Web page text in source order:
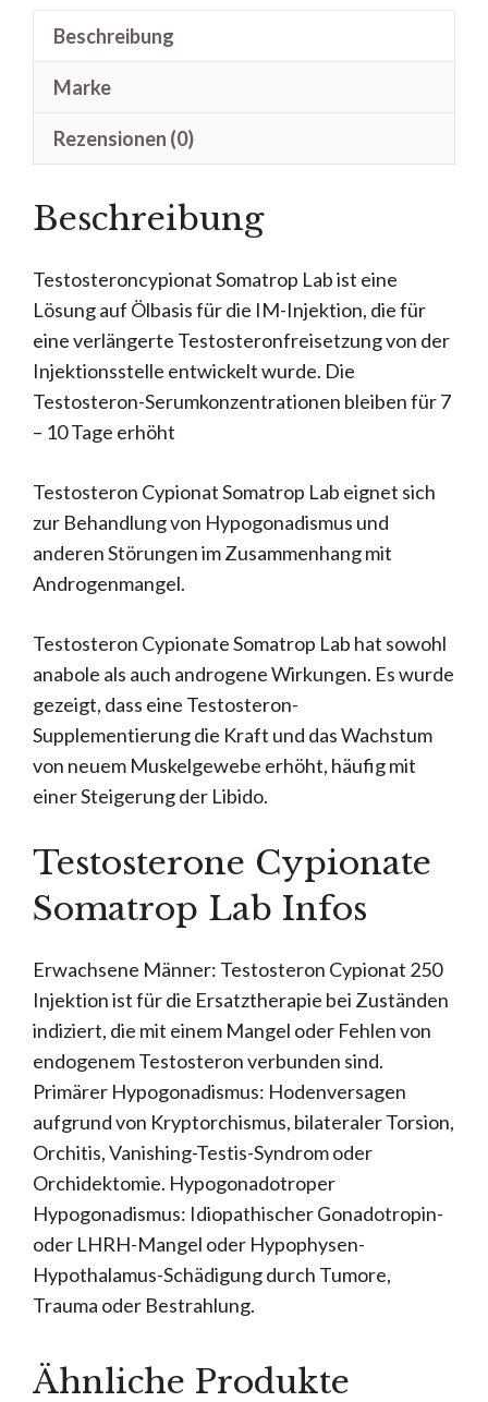
Beschreibung
Marke
Rezensionen (0)
Beschreibung
Testosteroncypionat Somatrop Lab ist eine
Lösung auf Ölbasis für die IM-Injektion, die für
eine verlängerte Testosteronfreisetzung von der
Injektionsstelle entwickelt wurde. Die
Testosteron-Serumkonzentrationen bleiben für 7
– 10 Tage erhöht
Testosteron Cypionat Somatrop Lab eignet sich
zur Behandlung von Hypogonadismus und
anderen Störungen im Zusammenhang mit
Androgenmangel.
Testosteron Cypionate Somatrop Lab hat sowohl
anabole als auch androgene Wirkungen. Es wurde
gezeigt, dass eine Testosteron-
Supplementierung die Kraft und das Wachstum
von neuem Muskelgewebe erhöht, häufig mit
einer Steigerung der Libido.
Testosterone Cypionate
Somatrop Lab Infos
Erwachsene Männer: Testosteron Cypionat 250
Injektion ist für die Ersatztherapie bei Zuständen
indiziert, die mit einem Mangel oder Fehlen von
endogenem Testosteron verbunden sind.
Primärer Hypogonadismus: Hodenversagen
aufgrund von Kryptorchismus, bilateraler Torsion,
Orchitis, Vanishing-Testis-Syndrom oder
Orchidektomie. Hypogonadotroper
Hypogonadismus: Idiopathischer Gonadotropin-
oder LHRH-Mangel oder Hypophysen-
Hypothalamus-Schädigung durch Tumore,
Trauma oder Bestrahlung.
Ähnliche Produkte